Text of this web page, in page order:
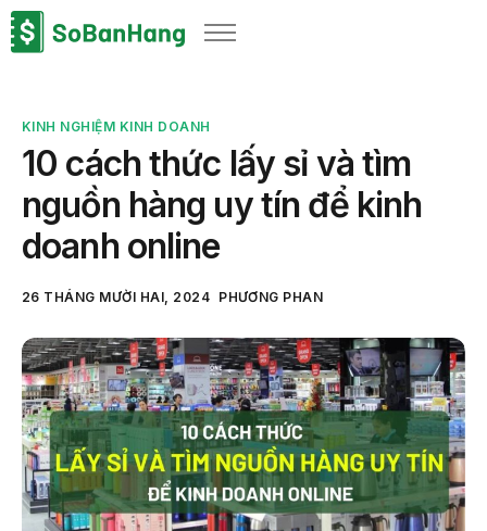
Sản phẩm
Bảng giá
Blog
Thông tin thuế
Về chúng tôi
KINH NGHIỆM KINH DOANH
10 cách thức lấy sỉ và tìm
nguồn hàng uy tín để kinh
doanh online
26 THÁNG MƯỜI HAI, 2024 PHƯƠNG PHAN